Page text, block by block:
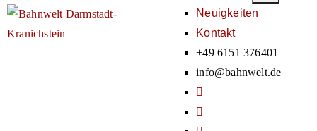
Neuigkeiten
Kontakt
+49 6151 376401
info@bahnwelt.de